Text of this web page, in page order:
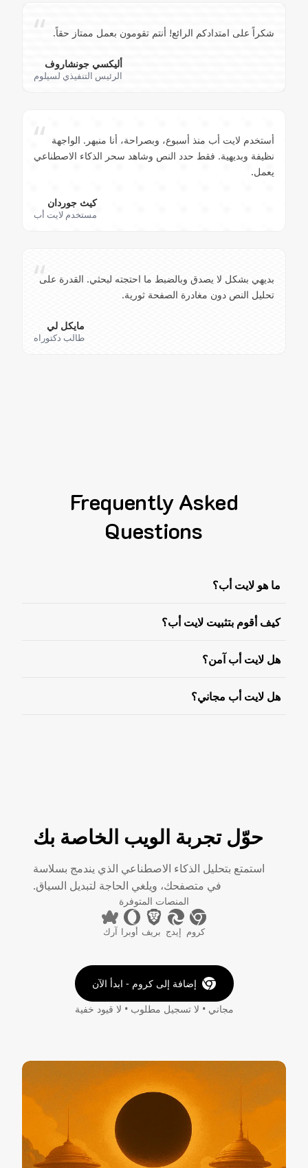
“ شكراً على امتدادكم الرائع! أنتم تقومون بعمل ممتاز حقاً.
أليكسي جونشاروف
الرئيس التنفيذي لسيلوم
“ أستخدم لايت أب منذ أسبوع، وبصراحة، أنا منبهر. الواجهة
نظيفة وبديهية. فقط حدد النص وشاهد سحر الذكاء الاصطناعي
يعمل.
كيث جوردان
مستخدم لايت أب
“بديهي بشكل لا يصدق وبالضبط ما احتجته لبحثي. القدرة على
تحليل النص دون مغادرة الصفحة ثورية.
مايكل لي
طالب دكتوراه
Frequently Asked
Questions
ما هو لايت أب؟
كيف أقوم بتثبيت لايت أب؟
هل لايت أب آمن؟
هل لايت أب مجاني؟
حوّل تجربة الويب الخاصة بك
استمتع بتحليل الذكاء الاصطناعي الذي يندمج بسلاسة
في متصفحك، ويلغي الحاجة لتبديل السياق.
المنصات المتوفرة
كروم إيدج بريف أوبرا آرك
إضافة إلى كروم - ابدأ الآن
مجاني • لا تسجيل مطلوب • لا قيود خفية